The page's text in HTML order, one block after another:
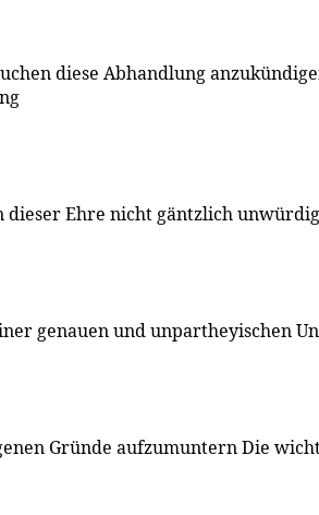
diese Abhandlung
dieser Ehre nicht gäntzlich
genauen und unpartheyischen
Gründe aufzumuntern Die